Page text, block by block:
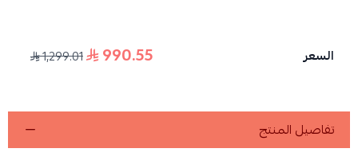
السعر 990.55
1,299.01
تفاصيل المنتج